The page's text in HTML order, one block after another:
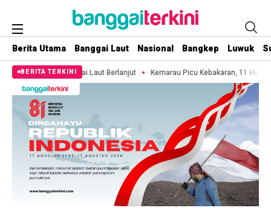
Berita Utama Banggai Laut Nasional Bangkep Luwuk
BERITA TERKINI
Laut Berlanjut Kemarau Picu Kebakaran, 11 Hektare Lahan di Pulau 3B